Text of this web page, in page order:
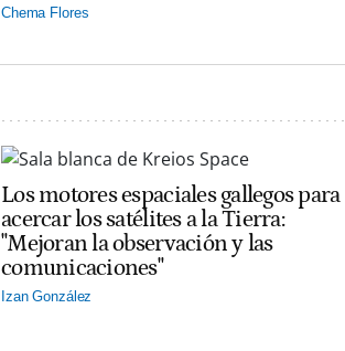
Chema Flores
Los motores espaciales gallegos para
acercar los satélites a la Tierra:
"Mejoran la observación y las
comunicaciones"
Izan González